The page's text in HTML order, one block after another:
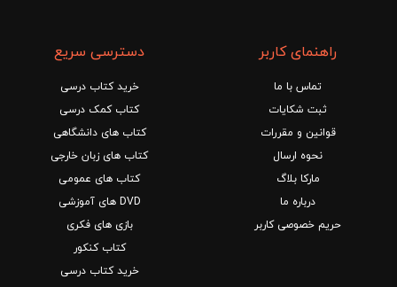
راهنمای کاربر
تماس با ما
ثبت شکایات
قوانین و مقررات
نحوه ارسال
مارکا بلاگ
درباره ما
حریم خصوصی کاربر
دسترسی سریع
خرید کتاب درسی
کتاب کمک درسی
کتاب های دانشگاهی
کتاب های زبان خارجی
کتاب های عمومی
DVD های آموزشی
بازی های فکری
کتاب کنکور
خرید کتاب درسی